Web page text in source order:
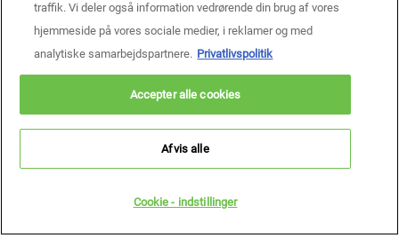
KIEHL'S
14, rue Royale - 75008 Paris France
consumercare@dk.oaccare.com
KØBSBETINGELSER
Cookies og dertilhørende teknologi bliver brugt til markedsføringsmæssige
Privatlivspolitik
traffik. Vi deler også information vedrørende din brug af vores
hjemmeside på vores sociale medier, i reklamer og med
analytiske samarbejdspartnere. Privatlivspolitik
Cookie - indstillinger
Afvis alle
Accepter alle cookies